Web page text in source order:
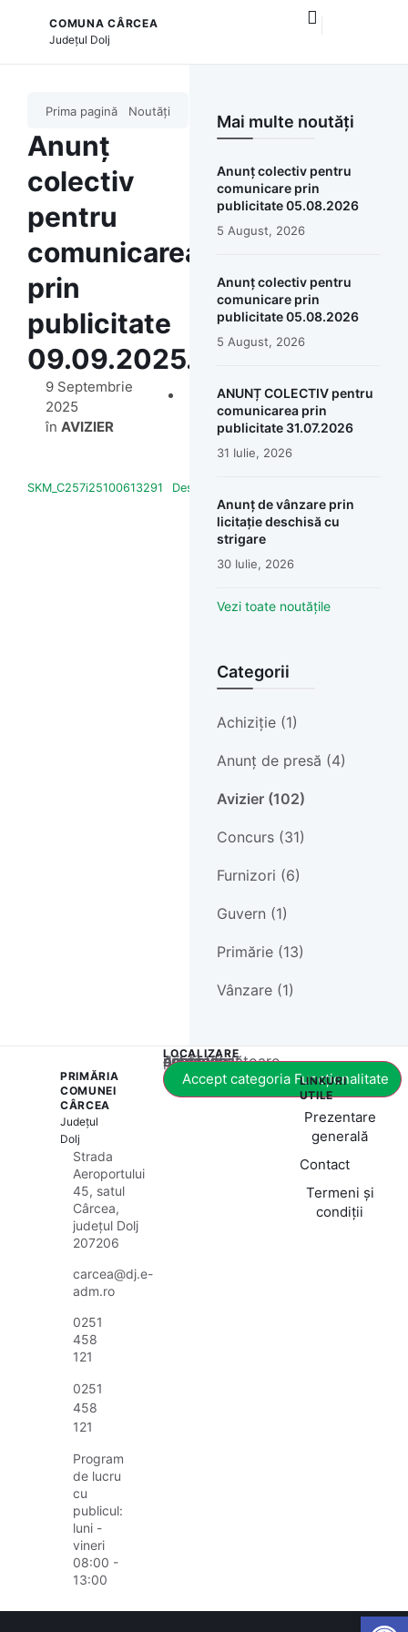
COMUNA CÂRCEA
Județul Dolj
Prima pagină Noutăți
Anunț
colectiv
pentru
comunicarea
prin
publicitate
09.09.2025.
9 Septembrie
2025
în AVIZIER
SKM_C257i25100613291 Descarcă
Mai multe noutăți
Anunț colectiv pentru
comunicare prin
publicitate 05.08.2026
5 August, 2026
Anunț colectiv pentru
comunicare prin
publicitate 05.08.2026
5 August, 2026
ANUNȚ COLECTIV pentru
comunicarea prin
publicitate 31.07.2026
31 Iulie, 2026
Anunț de vânzare prin
licitație deschisă cu
strigare
30 Iulie, 2026
Vezi toate noutățile
Categorii
Achiziție (1)
Anunț de presă (4)
Avizier (102)
Concurs (31)
Furnizori (6)
Guvern (1)
Primărie (13)
Vânzare (1)
PRIMĂRIA
COMUNEI
CÂRCEA
Județul
Dolj
Strada
Aeroportului
45, satul
Cârcea,
județul Dolj
207206
carcea@dj.e-
adm.ro
0251
458
121
0251
458
121
Program
de lucru
cu
publicul:
luni -
vineri
08:00 -
13:00
LOCALIZARE
Acest conținut este blocat până când acceptați categoria corespunzătoare de cookie-uri.
Accept categoria Funcționalitate
LINKURI
UTILE
Prezentare
generală
Contact
Termeni și
condiții